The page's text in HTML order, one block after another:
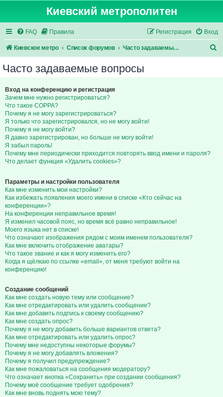
Киевский метрополитен
FAQ Правила Вход
Регистрация
Киевское метро Список форумов Часто задаваемые вопросы
Часто задаваемые вопросы
Вход на конференцию и регистрация
Зачем мне нужно регистрироваться?
Что такое COPPA?
Почему я не могу зарегистрироваться?
Я только что зарегистрировался, но не могу войти!
Почему я не могу войти?
Я давно зарегистрирован, но больше не могу войти!
Я забыл пароль!
Почему мне периодически приходится повторять ввод имени и пароля?
Что делает функция «Удалить cookies»?
Параметры и настройки пользователя
Как мне изменить мои настройки?
Как избежать появления моего имени в списке «Кто сейчас на
конференции»?
На конференции неправильное время!
Я изменил часовой пояс, но время всё равно неправильное!
Моего языка нет в списке!
Что означают изображения рядом с моим именем пользователя?
Как мне включить отображение аватары?
Что такое звание и как я могу изменить его?
Когда я щёлкаю по ссылке «email», от меня требуют войти на
конференцию!
Создание сообщений
Как мне создать новую тему или сообщение?
Как мне отредактировать или удалить сообщение?
Как мне добавить подпись к своему сообщению?
Как мне создать опрос?
Почему я не могу добавить больше вариантов ответа?
Как мне отредактировать или удалить опрос?
Почему мне недоступны некоторые форумы?
Почему я не могу добавлять вложения?
Почему я получил предупреждение?
Как мне пожаловаться на сообщения модератору?
Что означает кнопка «Сохранить» при создании сообщения?
Почему моё сообщение требует одобрения?
Как мне вновь поднять мою тему?